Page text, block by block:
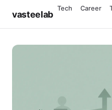
vasteelab
Tech Career